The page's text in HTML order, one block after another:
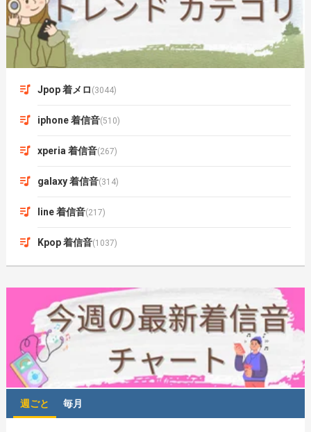
Jpop 着メロ (3044)
iphone 着信音(510)
xperia 着信音(267)
galaxy 着信音(314)
line 着信音(217)
Kpop 着信音(1037)
週ごと 毎月